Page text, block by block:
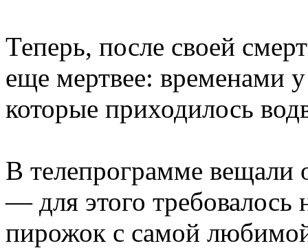
Теперь, после своей
еще мертвее: временами
которые приходилось
В телепрограмме вещали
— для этого требовалось
пирожок с самой